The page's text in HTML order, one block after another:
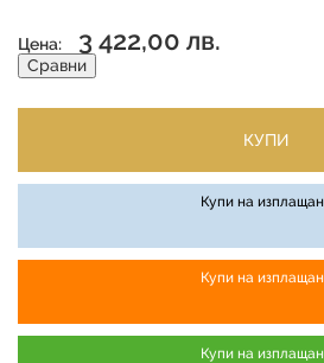
Цена: 3 422,00 лв.
Сравни
КУПИ
Купи на
Купи на
Купи на